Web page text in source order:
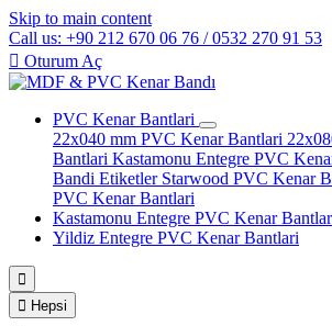
Skip to main content
Call us: +90 212 670 06 76 / 0532 270 91 53
 Oturum Aç
PVC Kenar Bantlari
22x040 mm PVC Kenar Bantlari
Bantlari Kastamonu Entegre PVC
Bandi Etiketler Starwood PVC Kenar
PVC Kenar Bantlari
Kastamonu Entegre PVC Kenar
Yildiz Entegre PVC Kenar Bantlari

 Hepsi